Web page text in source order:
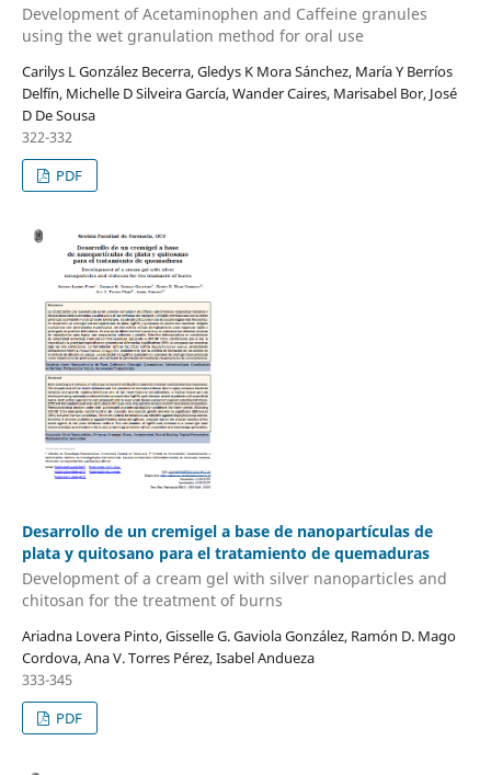
Development of Acetaminophen and Caffeine granules
using the wet granulation method for oral use
Carilys L González Becerra, Gledys K Mora Sánchez, María Y Berríos
Delfín, Michelle D Silveira García, Wander Caires, Marisabel Bor, José
D De Sousa
322-332
PDF
Desarrollo de un cremigel a base de nanopartículas de
plata y quitosano para el tratamiento de quemaduras
Development of a cream gel with silver nanoparticles and
chitosan for the treatment of burns
Ariadna Lovera Pinto, Gisselle G. Gaviola González, Ramón D. Mago
Cordova, Ana V. Torres Pérez, Isabel Andueza
333-345
PDF